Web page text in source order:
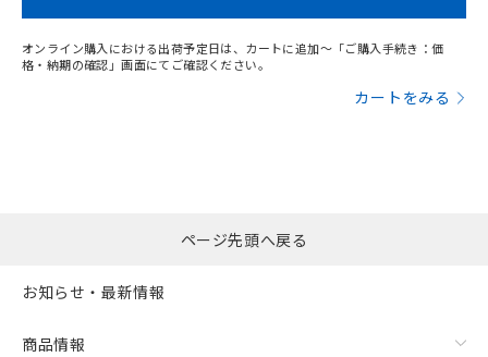
オンライン購入における出荷予定日は、カートに追加～「ご購入手続き：価
格・納期の確認」画面にてご確認ください。
カートをみる
ページ先頭へ戻る
お知らせ・最新情報
商品情報